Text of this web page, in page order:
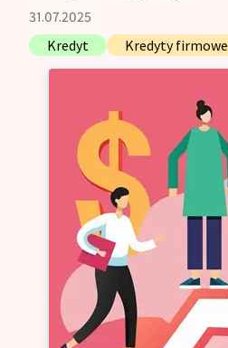
Blog
Kontakt
31.07.2025
Kredyt
Kredyty firmowe